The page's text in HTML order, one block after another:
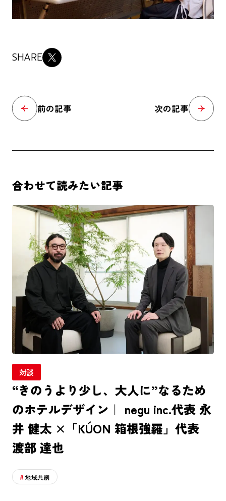
SHARE
前の記事 次の記事
合わせて読みたい記事
対談
“きのうより少し、大人に”なるため
のホテルデザイン｜ negu inc.代表 永
井 健太 ×「KÚON 箱根強羅」代表
渡部 達也
地域共創